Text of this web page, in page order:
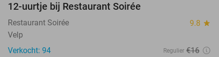
12-uurtje bij Restaurant Soirée
Restaurant Soirée 9.8 star
Velp
Verkocht: 94
Regulier €16